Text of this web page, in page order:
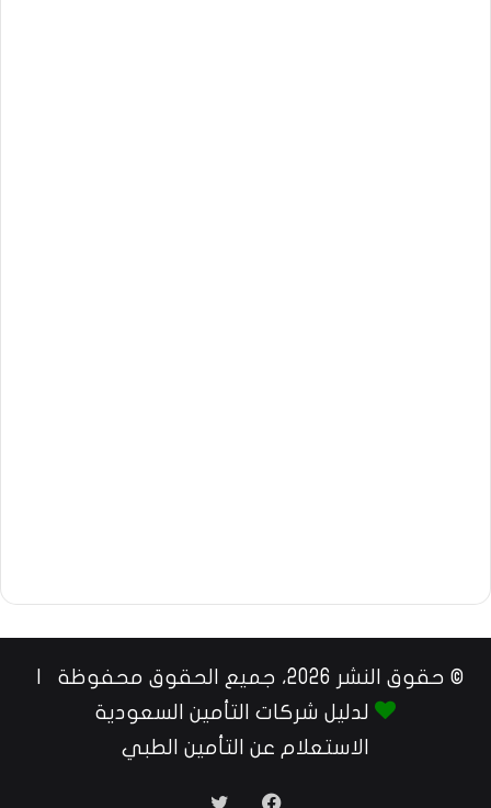
© حقوق النشر 2026، جميع الحقوق محفوظة |
لدليل شركات التأمين السعودية
الاستعلام عن التأمين الطبي
فيسبوك